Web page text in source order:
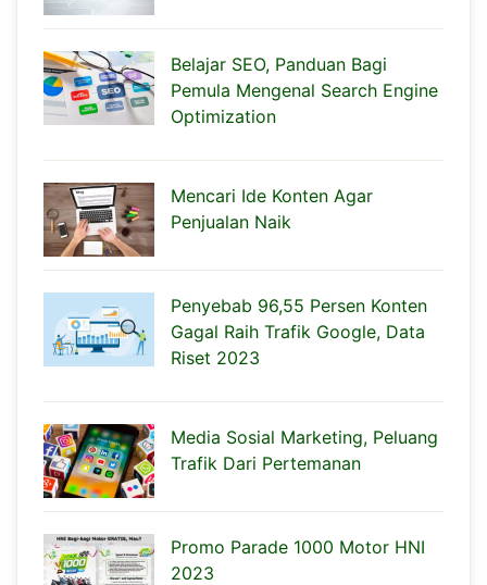
Belajar SEO, Panduan Bagi
Pemula Mengenal Search Engine
Optimization
Mencari Ide Konten Agar
Penjualan Naik
Penyebab 96,55 Persen Konten
Gagal Raih Trafik Google, Data
Riset 2023
Media Sosial Marketing, Peluang
Trafik Dari Pertemanan
Promo Parade 1000 Motor HNI
2023